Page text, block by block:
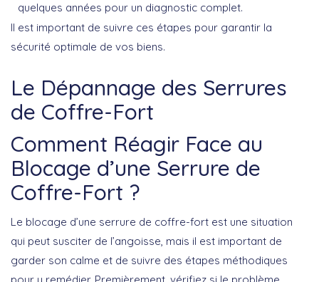
quelques années pour un diagnostic complet.
Il est important de suivre ces étapes pour garantir la
sécurité optimale de vos biens.
Le Dépannage des Serrures
de Coffre-Fort
Comment Réagir Face au
Blocage d’une Serrure de
Coffre-Fort ?
Le blocage d’une serrure de coffre-fort est une situation
qui peut susciter de l’angoisse, mais il est important de
garder son calme et de suivre des étapes méthodiques